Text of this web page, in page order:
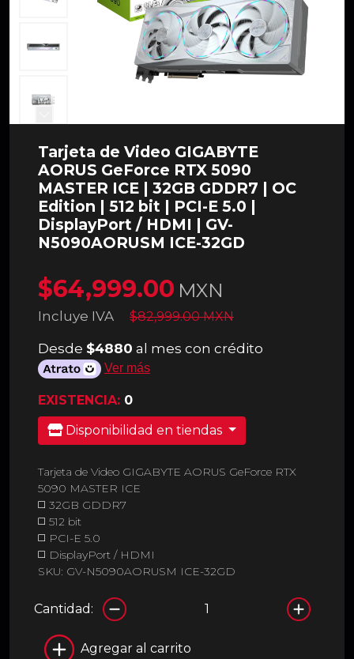
Tarjeta de Video GIGABYTE
AORUS GeForce RTX 5090
MASTER ICE | 32GB GDDR7 | OC
Edition | 512 bit | PCI-E 5.0 |
DisplayPort / HDMI | GV-
N5090AORUSM ICE-32GD
$64,999.00 MXN
Incluye IVA $82,999.00 MXN
Desde $4880 al mes con crédito
Ver más
EXISTENCIA: 0
Disponibilidad en tiendas
Tarjeta de Video GIGABYTE AORUS GeForce RTX
5090 MASTER ICE
◻️ 32GB GDDR7
◻️ 512 bit
◻️ PCI-E 5.0
◻️ DisplayPort / HDMI
SKU: GV-N5090AORUSM ICE-32GD
Cantidad:
Agregar al carrito